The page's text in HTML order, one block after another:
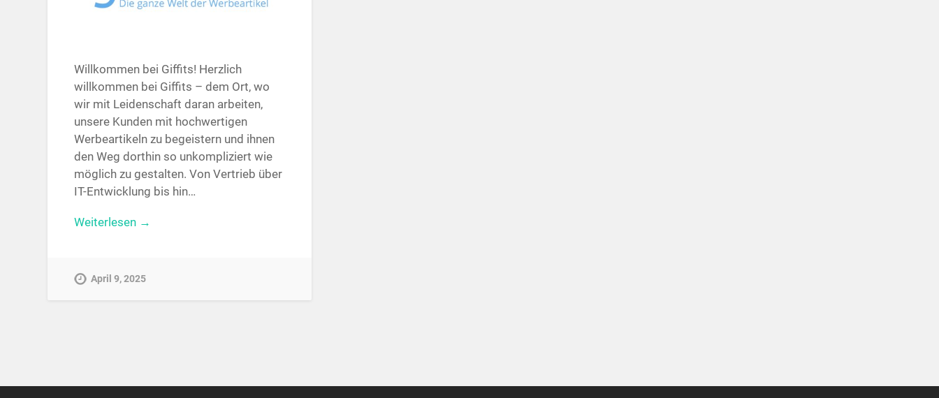
Willkommen bei Giffits! Herzlich
willkommen bei Giffits – dem Ort, wo
wir mit Leidenschaft daran arbeiten,
unsere Kunden mit hochwertigen
Werbeartikeln zu begeistern und ihnen
den Weg dorthin so unkompliziert wie
möglich zu gestalten. Von Vertrieb über
IT-Entwicklung bis hin…
Weiterlesen →
April 9, 2025